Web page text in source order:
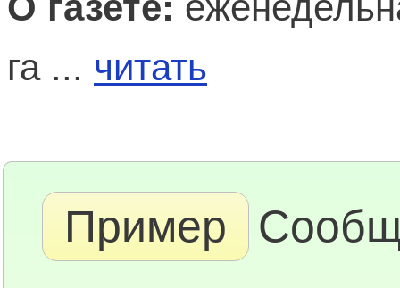
га ... читать
Пример